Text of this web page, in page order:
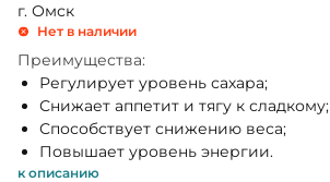
г. Омск
Нет в наличии
Преимущества:
Регулирует уровень сахара;
Снижает аппетит и тягу к сладкому;
Способствует снижению веса;
Повышает уровень энергии.
к описанию